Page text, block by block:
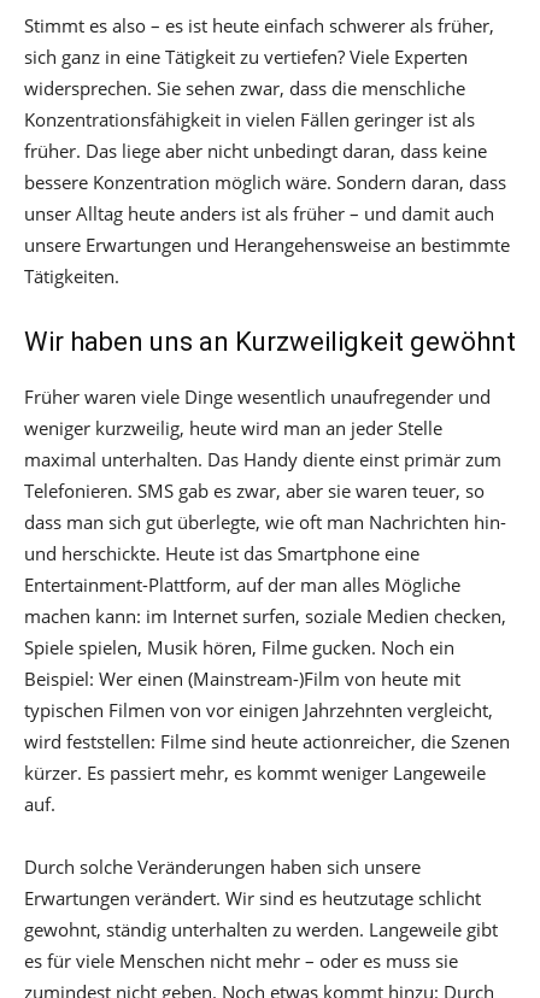
Stimmt es also – es ist heute einfach schwerer als früher,
sich ganz in eine Tätigkeit zu vertiefen? Viele Experten
widersprechen. Sie sehen zwar, dass die menschliche
Konzentrationsfähigkeit in vielen Fällen geringer ist als
früher. Das liege aber nicht unbedingt daran, dass keine
bessere Konzentration möglich wäre. Sondern daran, dass
unser Alltag heute anders ist als früher – und damit auch
unsere Erwartungen und Herangehensweise an bestimmte
Tätigkeiten.
Wir haben uns an Kurzweiligkeit gewöhnt
Früher waren viele Dinge wesentlich unaufregender und
weniger kurzweilig, heute wird man an jeder Stelle
maximal unterhalten. Das Handy diente einst primär zum
Telefonieren. SMS gab es zwar, aber sie waren teuer, so
dass man sich gut überlegte, wie oft man Nachrichten hin-
und herschickte. Heute ist das Smartphone eine
Entertainment-Plattform, auf der man alles Mögliche
machen kann: im Internet surfen, soziale Medien checken,
Spiele spielen, Musik hören, Filme gucken. Noch ein
Beispiel: Wer einen (Mainstream-)Film von heute mit
typischen Filmen von vor einigen Jahrzehnten vergleicht,
wird feststellen: Filme sind heute actionreicher, die Szenen
kürzer. Es passiert mehr, es kommt weniger Langeweile
auf.
Durch solche Veränderungen haben sich unsere
Erwartungen verändert. Wir sind es heutzutage schlicht
gewohnt, ständig unterhalten zu werden. Langeweile gibt
es für viele Menschen nicht mehr – oder es muss sie
zumindest nicht geben. Noch etwas kommt hinzu: Durch